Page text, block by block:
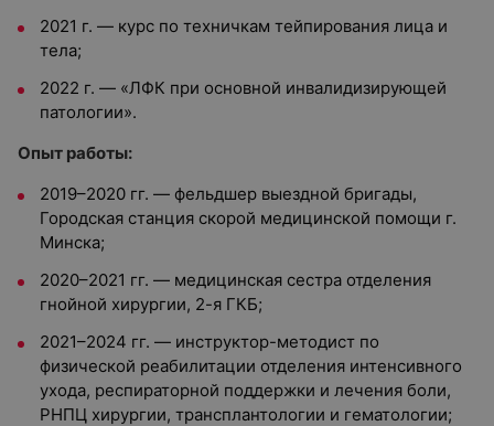
2021 г. — курс по техничкам тейпирования лица и
тела;
2022 г. — «ЛФК при основной инвалидизирующей
патологии».
Опыт работы:
2019–2020 гг. — фельдшер выездной бригады,
Городская станция скорой медицинской помощи г.
Минска;
2020–2021 гг. — медицинская сестра отделения
гнойной хирургии, 2-я ГКБ;
2021–2024 гг. — инструктор-методист по
физической реабилитации отделения интенсивного
ухода, респираторной поддержки и лечения боли,
РНПЦ хирургии, трансплантологии и гематологии;